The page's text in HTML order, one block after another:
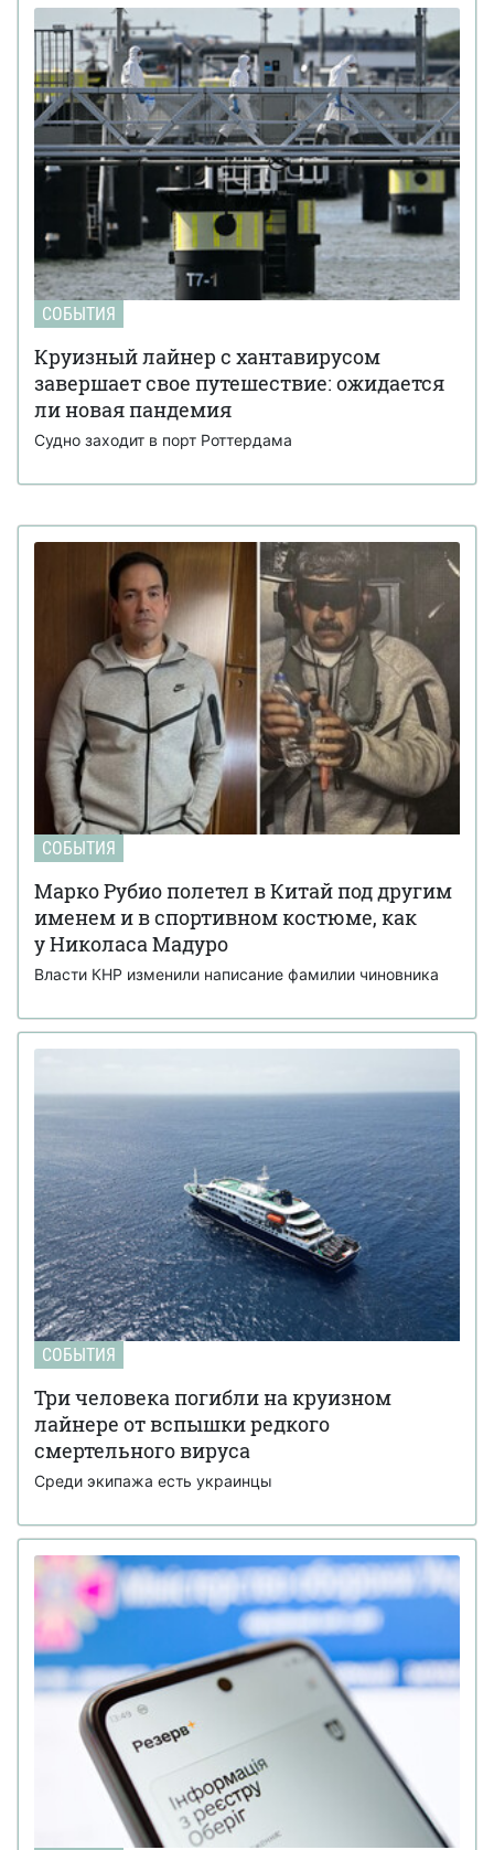
СОБЫТИЯ
Круизный лайнер с хантавирусом
завершает свое путешествие: ожидается
ли новая пандемия
Судно заходит в порт Роттердама
СОБЫТИЯ
Марко Рубио полетел в Китай под другим
именем и в спортивном костюме, как
у Николаса Мадуро
Власти КНР изменили написание фамилии чиновника
СОБЫТИЯ
Три человека погибли на круизном
лайнере от вспышки редкого
смертельного вируса
Среди экипажа есть украинцы